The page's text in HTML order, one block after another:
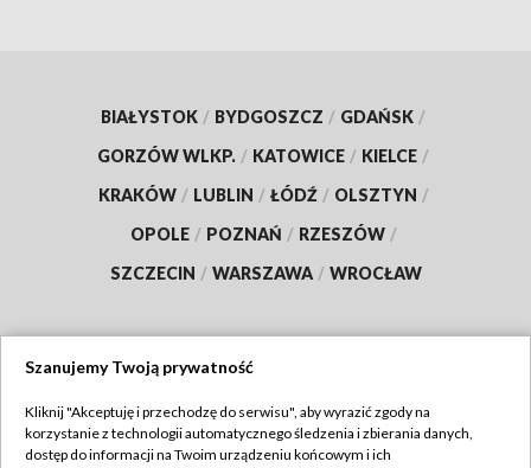
BIAŁYSTOK / BYDGOSZCZ / GDAŃSK /
GORZÓW WLKP. / KATOWICE / KIELCE /
KRAKÓW / LUBLIN / ŁÓDŹ / OLSZTYN /
OPOLE / POZNAŃ / RZESZÓW /
SZCZECIN / WARSZAWA / WROCŁAW
TVP
Szanujemy Twoją prywatność
Kliknij "Akceptuję i przechodzę do serwisu", aby wyrazić zgody na
korzystanie z technologii automatycznego śledzenia i zbierania danych,
dostęp do informacji na Twoim urządzeniu końcowym i ich